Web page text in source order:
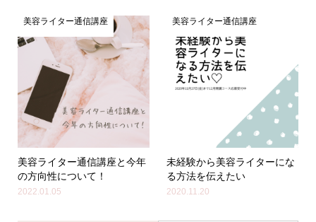
美容ライター通信講座
美容ライター通信講座と今年
の方向性について！
2022.01.05
美容ライター通信講座
未経験から美容ライターにな
る方法を伝えたい
2020.11.20